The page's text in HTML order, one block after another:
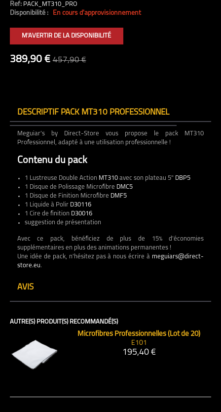
Ref: PACK_MT310_PRO
Disponibilité : En cours d'approvisionnement
M'AVERTIR DE LA DISPONIBILITÉ
389,90 €457,90 €
DESCRIPTIF PACK MT310 PROFESSIONNEL
Meguiar’s by Direct-Store vous propose le pack MT310
Professionnel, adapté à une utilisation professionnelle !
Contenu du pack
1 Lustreuse Double Action MT310avec son plateau 5" DBP5
1 Disque de Polissage Microfibre DMC5
1 Disque de Finition Microfibre DMF5
1 Liquide à Polir D30116
1 Cire de finition D30016
suggestion de présentation
Avec ce pack, bénéficiez de plus de 15% d'économies
supplémentaires en plus des animations permanentes !
Une idée de pack, n'hésitez pas à nous écrire à meguiars@direct-
store.eu.
AVIS
AUTRE(S) PRODUIT(S) RECOMMANDÉ(S)
Microfibres Professionnelles (Lot de 20)
E101
195,40 €